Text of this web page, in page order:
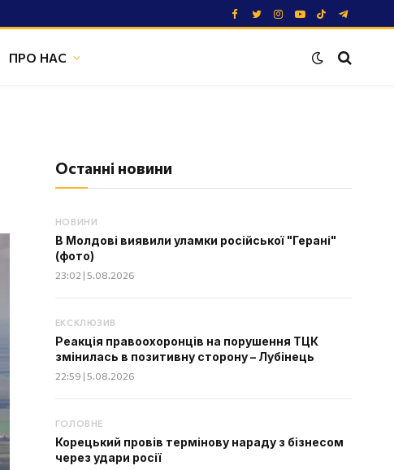
Facebook
TwitterInstagram
YouTube
TikTokTelegram
ПРО НАС
Останні новини
НОВИНИ
В Молдові виявили уламки російської "Герані"
(фото)
23:02 | 5.08.2026
ЕКСКЛЮЗИВ
Реакція правоохоронців на порушення ТЦК
змінилась в позитивну сторону – Лубінець
22:59 | 5.08.2026
ГОЛОВНЕ
Корецький провів термінову нараду з бізнесом
через удари росії